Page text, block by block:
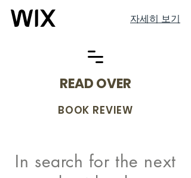
자세히 보기